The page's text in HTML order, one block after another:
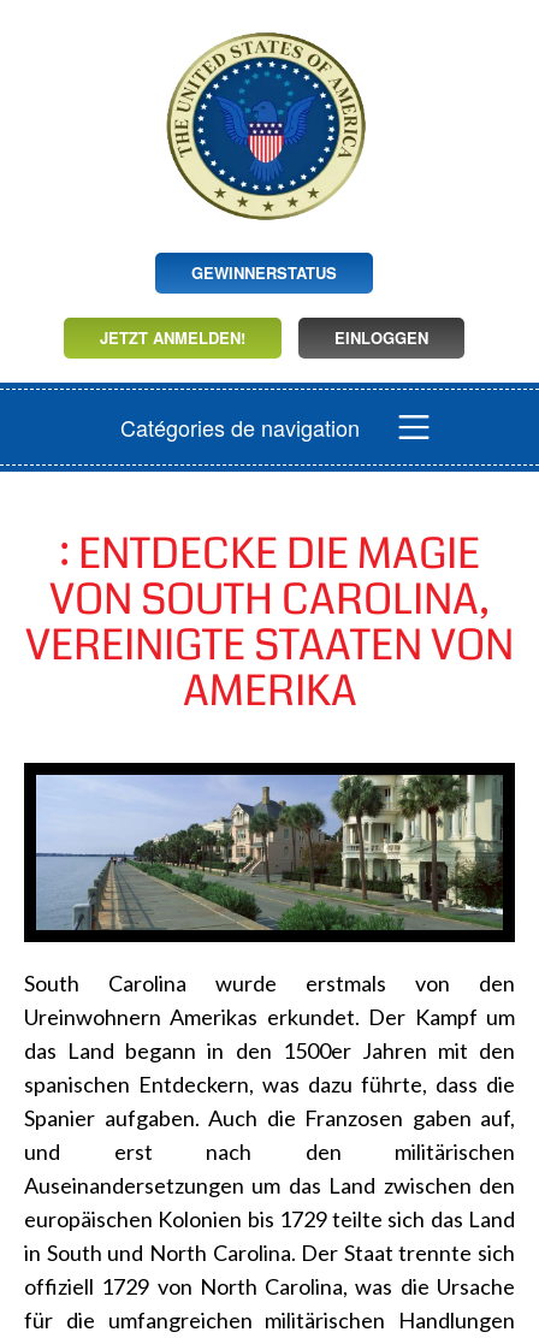
GEWINNERSTATUS
JETZT ANMELDEN! EINLOGGEN
Catégories de navigation
: ENTDECKE DIE MAGIE
VON SOUTH CAROLINA,
VEREINIGTE STAATEN VON
AMERIKA
South Carolina wurde erstmals von den
Ureinwohnern Amerikas erkundet. Der Kampf um
das Land begann in den 1500er Jahren mit den
spanischen Entdeckern, was dazu führte, dass die
Spanier aufgaben. Auch die Franzosen gaben auf,
und erst nach den militärischen
Auseinandersetzungen um das Land zwischen den
europäischen Kolonien bis 1729 teilte sich das Land
in South und North Carolina. Der Staat trennte sich
offiziell 1729 von North Carolina, was die Ursache
für die umfangreichen militärischen Handlungen